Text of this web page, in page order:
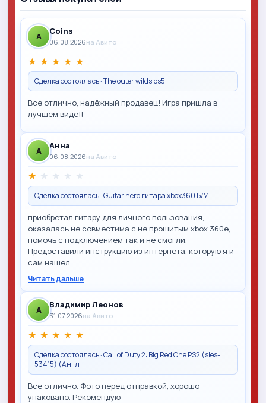
A Coins
06.08.2026на Авито
★ ★ ★ ★ ★
Сделка состоялась · The outer wilds ps5
Все отлично, надёжный продавец! Игра пришла в
лучшем виде!!
A Анна
06.08.2026на Авито
★ ★ ★ ★ ★
Сделка состоялась · Guitar hero гитара xbox360 Б/У
приобретал гитару для личного пользования,
оказалась не совместима с не прошитым xbox 360e,
помочь с подключением так и не смогли.
Предоставили инструкцию из интернета, которую я и
сам нашел…
Читать дальше
A Владимир Леонов
31.07.2026на Авито
★ ★ ★ ★ ★
Сделка состоялась · Call of Duty 2: Big Red One PS2 (sles-
53415) (Англ
Все отлично. Фото перед отправкой, хорошо
упаковано. Рекомендую